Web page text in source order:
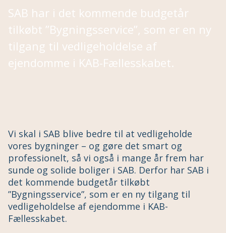
SAB har i det kommende budgetår
tilkøbt ”Bygningsservice”, som er en ny
tilgang til vedligeholdelse af
ejendomme i KAB-Fællesskabet.
Vi skal i SAB blive bedre til at vedligeholde
vores bygninger – og gøre det smart og
professionelt, så vi også i mange år frem har
sunde og solide boliger i SAB. Derfor har SAB i
det kommende budgetår tilkøbt
”Bygningsservice”, som er en ny tilgang til
vedligeholdelse af ejendomme i KAB-
Fællesskabet.